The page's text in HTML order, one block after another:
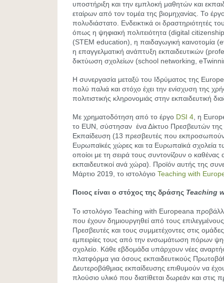
υποστήριξη και την εμπλοκή μαθητών και
εταίρων από τον τομέα της βιομηχανίας. Το
πολυδιάστατο. Ενδεικτικά οι δραστηριότητές
όπως η ψηφιακή πολιτειότητα (digital
(STEM education), η παιδαγωγική καινοτομία
η επαγγελματική ανάπτυξη εκπαιδευτικών
δικτύωση σχολείων (school networking,
Η συνεργασία μεταξύ του Ιδρύματος της
πολύ παλιά και στόχο έχει την ενίσχυση της
πολιτιστικής κληρονομιάς στην εκπαιδευτική
Με χρηματοδότηση από το έργο DSI 4, η
το EUN, σύστησαν ένα Δίκτυο Πρεσβευτών της
Εκπαίδευση (13 πρεσβευτές που εκπροσωπούν
Ευρωπαϊκές χώρες και τα Ευρωπαϊκά σχολεία
οποίοι με τη σειρά τους συντονίζουν ο
εκπαιδευτικοί ανά χώρα). Προϊόν αυτής της
Μάρτιο 2019, το ιστολόγιο Teaching with
Ποιος είναι ο στόχος της δράσης Teaching
Το ιστολόγιο Teaching with Europeana
που έχουν δημιουργηθεί από τους επιλεγμένους
Πρεσβευτές και τους συμμετέχοντες στις
εμπειρίες τους από την ενσωμάτωση πόρων
σχολείο. Κάθε εβδομάδα υπάρχουν νέες
πλατφόρμα για όσους εκπαιδευτικούς
Δευτεροβάθμιας εκπαίδευσης επιθυμούν να
πλούσιο υλικό που διατίθεται δωρεάν και στις